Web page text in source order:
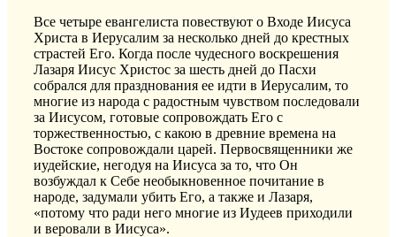
Все четыре евангелиста повествуют о Входе Иисуса
Христа в Иерусалим за несколько дней до крестных
страстей Его. Когда после чудесного воскрешения
Лазаря Иисус Христос за шесть дней до Пасхи
собрался для празднования ее идти в Иерусалим, то
многие из народа с радостным чувством последовали
за Иисусом, готовые сопровождать Его с
торжественностью, с какою в древние времена на
Востоке сопровождали царей. Первосвященники же
иудейские, негодуя на Иисуса за то, что Он
возбуждал к Себе необыкновенное почитание в
народе, задумали убить Его, а также и Лазаря,
«потому что ради него многие из Иудеев приходили
и веровали в Иисуса».